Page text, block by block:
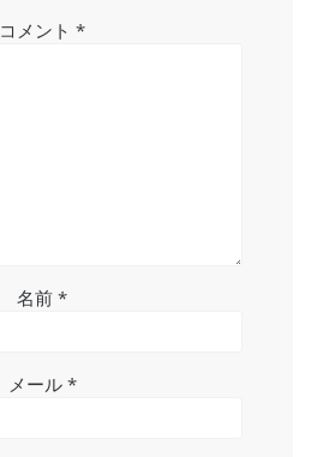
コメント *
名前 *
メール *